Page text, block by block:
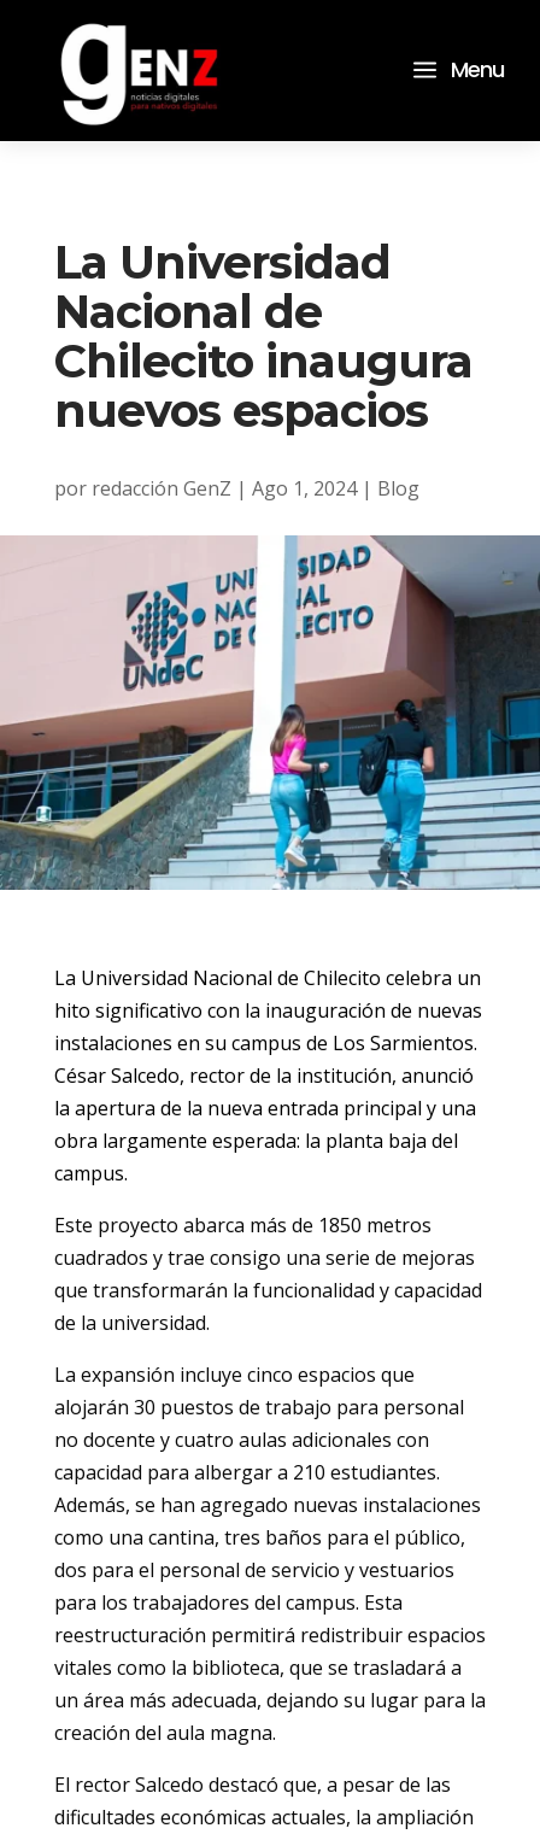
a Menu
La Universidad
Nacional de
Chilecito inaugura
nuevos espacios
por redacción GenZ | Ago 1, 2024| Blog
La Universidad Nacional de Chilecito celebra un
hito significativo con la inauguración de nuevas
instalaciones en su campus de Los Sarmientos.
César Salcedo, rector de la institución, anunció
la apertura de la nueva entrada principal y una
obra largamente esperada: la planta baja del
campus.
Este proyecto abarca más de 1850 metros
cuadrados y trae consigo una serie de mejoras
que transformarán la funcionalidad y capacidad
de la universidad.
La expansión incluye cinco espacios que
alojarán 30 puestos de trabajo para personal
no docente y cuatro aulas adicionales con
capacidad para albergar a 210 estudiantes.
Además, se han agregado nuevas instalaciones
como una cantina, tres baños para el público,
dos para el personal de servicio y vestuarios
para los trabajadores del campus. Esta
reestructuración permitirá redistribuir espacios
vitales como la biblioteca, que se trasladará a
un área más adecuada, dejando su lugar para la
creación del aula magna.
El rector Salcedo destacó que, a pesar de las
dificultades económicas actuales, la ampliación